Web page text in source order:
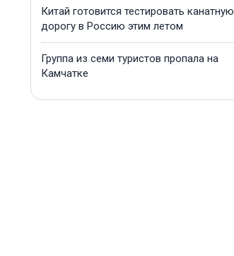
Китай готовится тестировать канатную
дорогу в Россию этим летом
Группа из семи туристов пропала на
Камчатке